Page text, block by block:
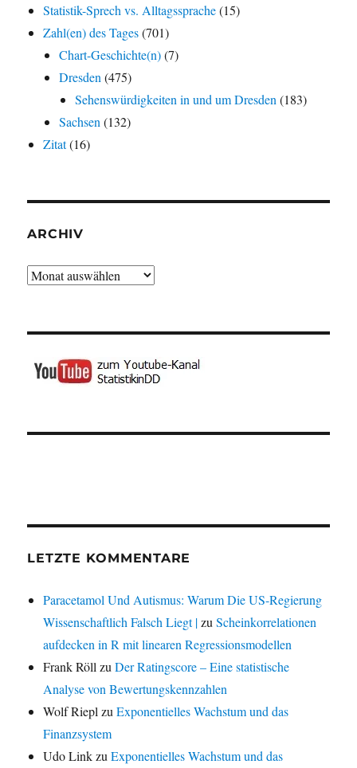
Statistik-Sprech vs. Alltagssprache(15)
Zahl(en) des Tages(701)
Chart-Geschichte(n)(7)
Dresden (475)
Sehenswürdigkeiten in und um Dresden (183)
Sachsen (132)
Zitat(16)
ARCHIV
Archiv
LETZTE KOMMENTARE
Paracetamol Und Autismus: Warum Die US-Regierung
Wissenschaftlich Falsch Liegt |zuScheinkorrelationen
aufdecken in R mit linearen Regressionsmodellen
Frank Röll zuDer Ratingscore – Eine statistische
Analyse von Bewertungskennzahlen
Wolf Riepl zuExponentielles Wachstum und das
Finanzsystem
Udo LinkzuExponentielles Wachstum und das